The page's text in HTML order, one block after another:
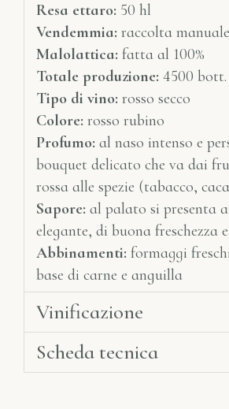
Resa ettaro: 50 hl
Vendemmia: raccolta manuale
Malolattica: fatta al 100%
Totale produzione: 4500
Tipo di vino: rosso secco
Colore: rosso rubino
Profumo: al naso intenso e
bouquet delicato che va dai
rossa alle spezie (tabacco,
Sapore: al palato si presenta
elegante, di buona freschezza
Abbinamenti: formaggi
base di carne e anguilla
Vinificazione
Scheda tecnica